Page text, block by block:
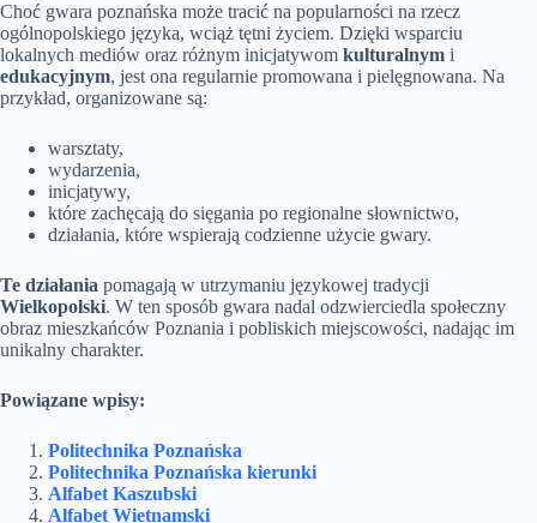
Choć gwara poznańska może tracić na popularności na rzecz
ogólnopolskiego języka, wciąż tętni życiem. Dzięki wsparciu
lokalnych mediów oraz różnym inicjatywom kulturalnym i
edukacyjnym, jest ona regularnie promowana i pielęgnowana. Na
przykład, organizowane są:
warsztaty,
wydarzenia,
inicjatywy,
które zachęcają do sięgania po regionalne słownictwo,
działania, które wspierają codzienne użycie gwary.
Te działania pomagają w utrzymaniu językowej tradycji
Wielkopolski. W ten sposób gwara nadal odzwierciedla społeczny
obraz mieszkańców Poznania i pobliskich miejscowości, nadając im
unikalny charakter.
Powiązane wpisy:
Politechnika Poznańska
Politechnika Poznańska kierunki
Alfabet Kaszubski
Alfabet Wietnamski